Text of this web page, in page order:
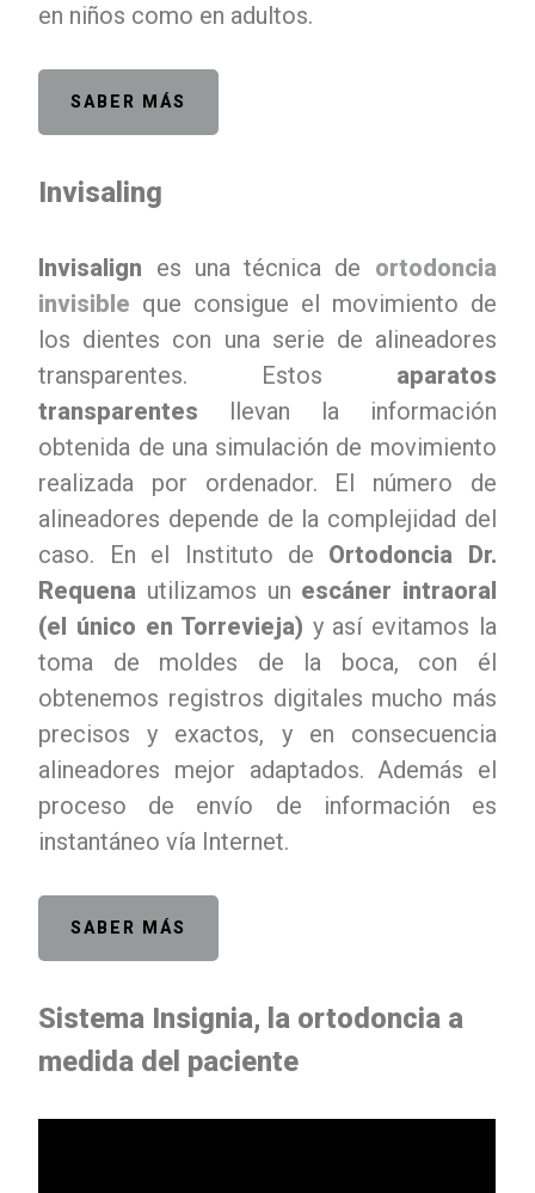
en niños como en adultos.
SABER MÁS
Invisaling
Invisalign es una técnica de ortodoncia
invisible que consigue el movimiento de
los dientes con una serie de alineadores
transparentes. Estos aparatos
transparentes llevan la información
obtenida de una simulación de movimiento
realizada por ordenador. El número de
alineadores depende de la complejidad del
caso. En el Instituto de Ortodoncia Dr.
Requena utilizamos un escáner intraoral
(el único en Torrevieja) y así evitamos la
toma de moldes de la boca, con él
obtenemos registros digitales mucho más
precisos y exactos, y en consecuencia
alineadores mejor adaptados. Además el
proceso de envío de información es
instantáneo vía Internet.
SABER MÁS
Sistema Insignia, la ortodoncia a
medida del paciente